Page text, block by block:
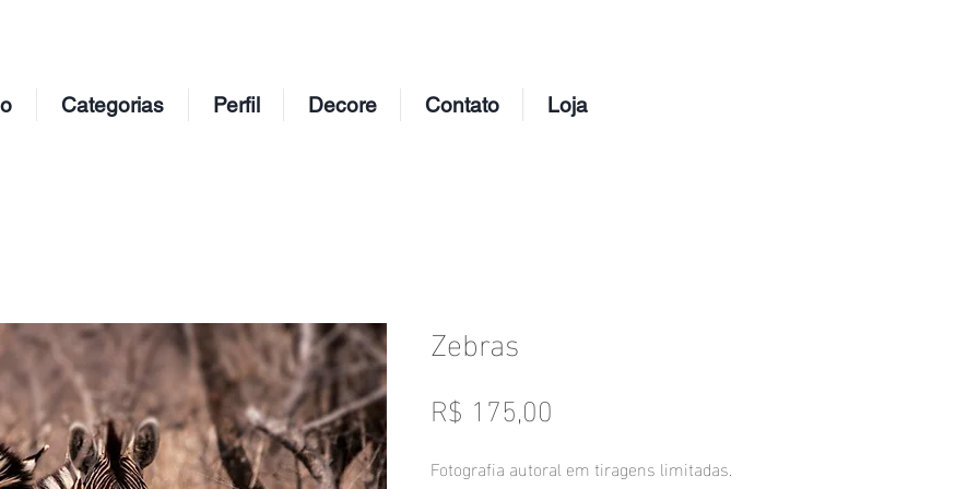
Categorias Perfil Decore Contato Loja
Zebras
R$ 175,00
Fotografia autoral em tiragens limitadas.